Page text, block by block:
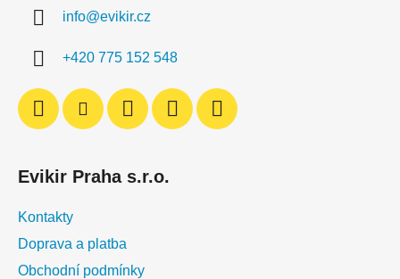
info@evikir.cz
+420 775 152 548
Evikir Praha s.r.o.
Kontakty
Doprava a platba
Obchodní podmínky